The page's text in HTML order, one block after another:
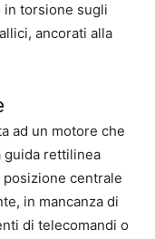
in torsione sugli
ancorati alla
ad un motore che
guida rettilinea
centrale
in mancanza di
di telecomandi o